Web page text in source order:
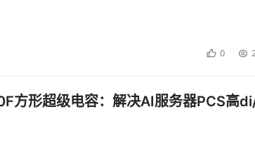
0
方形超级电容：解决AI服务器PCS高